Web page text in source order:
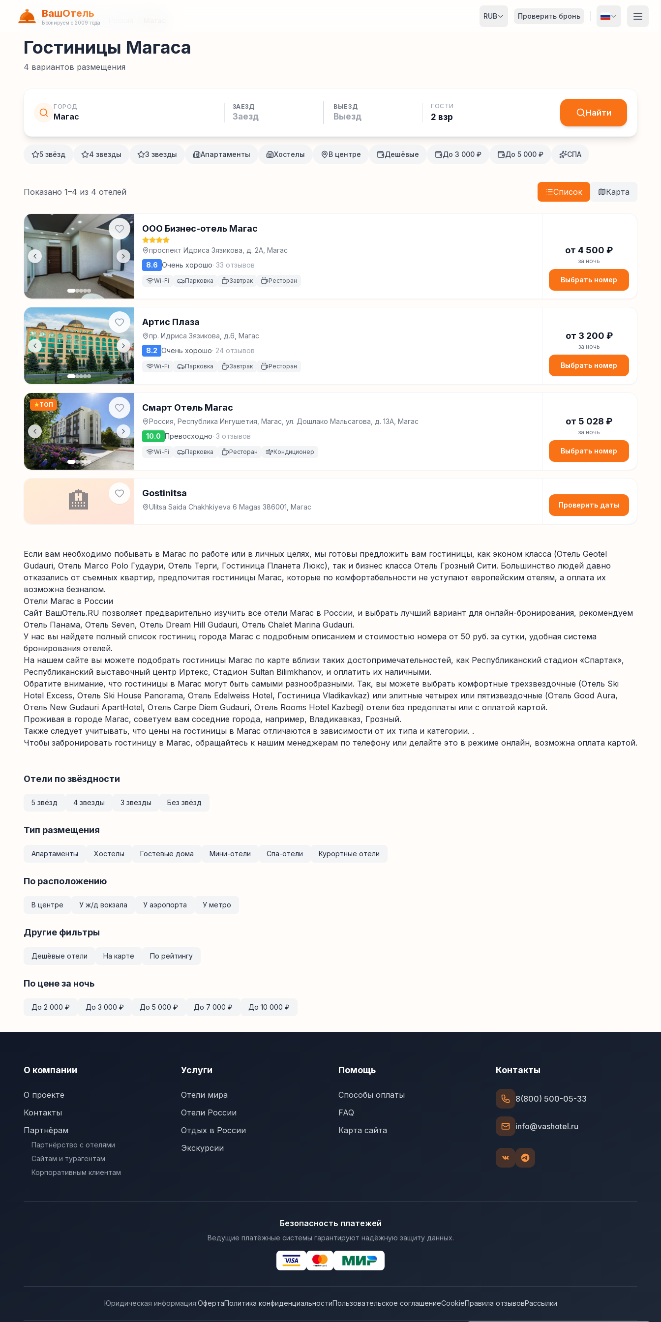
ВашОтель
Бронируем с 2009 года
RUB Проверить бронь
Главная / Гостиницы
Гостиницы Магаса
4 вариантов размещения
ГОРОД
Магас
ЗАЕЗД ВЫЕЗД ГОСТИ
2 взр Найти
5 звёзд 4 звезды 3 звезды Апартаменты Хостелы В центре Дешёвые До 3 000 ₽ До 5 000 ₽ СПА
Показано 1–4 из 4 отелей Список Карта
ООО Бизнес-отель Магас
проспект Идриса Зязикова, д. 2А, Магас
8.6 Очень хорошо· 33 отзывов
Wi-Fi Парковка Завтрак Ресторан
от 4 500 ₽
за ночь
Выбрать номер
Артис Плаза
пр. Идриса Зязикова, д.6, Магас
8.2 Очень хорошо· 24 отзывов
Wi-Fi Парковка Завтрак Ресторан
от 3 200 ₽
за ночь
Выбрать номер
★ТОП Смарт Отель Магас
Россия, Республика Ингушетия, Магас, ул. Дошлако Мальсагова, д. 13А, Магас
10.0 Превосходно· 3 отзывов
Wi-Fi Парковка Ресторан Кондиционер
от 5 028 ₽
за ночь
Выбрать номер
🏨 Gostinitsa
Ulitsa Saida Chakhkiyeva 6 Magas 386001, Магас Проверить даты
Если вам необходимо побывать в Магас по работе или в личных целях, мы готовы предложить вам гостиницы, как эконом класса (Отель Geotel
Gudauri, Отель Marco Polo Гудаури, Отель Терги, Гостиница Планета Люкс), так и бизнес класса Отель Грозный Сити. Большинство людей давно
отказались от съемных квартир, предпочитая гостиницы Магас, которые по комфортабельности не уступают европейским отелям, а оплата их
возможна безналом.
Отели Магас в России
Сайт ВашОтель.RU позволяет предварительно изучить все отели Магас в России, и выбрать лучший вариант для онлайн-бронирования, рекомендуем
Отель Панама, Отель Seven, Отель Dream Hill Gudauri, Отель Chalet Marina Gudauri.
У нас вы найдете полный список гостиниц города Магас с подробным описанием и стоимостью номера от 50 руб. за сутки, удобная система
бронирования отелей.
На нашем сайте вы можете подобрать гостиницы Магас по карте вблизи таких достопримечательностей, как Республиканский стадион «Спартак»,
Республиканский выставочный центр Иртекс, Стадион Sultan Bilimkhanov, и оплатить их наличными.
Обратите внимание, что гостиницы в Магас могут быть самыми разнообразными. Так, вы можете выбрать комфортные трехзвездочные (Отель Ski
Hotel Excess, Отель Ski House Panorama, Отель Edelweiss Hotel, Гостиница Vladikavkaz) или элитные четырех или пятизвездочные (Отель Good Aura,
Отель New Gudauri ApartHotel, Отель Carpe Diem Gudauri, Отель Rooms Hotel Kazbegi) отели без предоплаты или с оплатой картой.
Проживая в городе Магас, советуем вам соседние города, например, Владикавказ, Грозный.
Также следует учитывать, что цены на гостиницы в Магас отличаются в зависимости от их типа и категории. .
Чтобы забронировать гостиницу в Магас, обращайтесь к нашим менеджерам по телефону или делайте это в режиме онлайн, возможна оплата картой.
Отели по звёздности
5 звёзд 4 звезды 3 звезды Без звёзд
Тип размещения
Апартаменты Хостелы Гостевые дома Мини-отели Спа-отели Курортные отели
По расположению
В центре У ж/д вокзала У аэропорта У метро
Другие фильтры
Дешёвые отели На карте По рейтингу
По цене за ночь
До 2 000 ₽ До 3 000 ₽ До 5 000 ₽ До 7 000 ₽ До 10 000 ₽
О компании
О проекте
Контакты
Партнёрам
Партнёрство с отелями
Сайтам и турагентам
Корпоративным клиентам
Услуги
Отели мира
Отели России
Отдых в России
Экскурсии
Помощь
Способы оплаты
FAQ
Карта сайта
Контакты
8(800) 500-05-33
info@vashotel.ru
Безопасность платежей
Ведущие платёжные системы гарантируют надёжную защиту данных.
Юридическая информация:ОфертаПолитика конфиденциальностиПользовательское соглашениеCookieПравила отзывовРассылки